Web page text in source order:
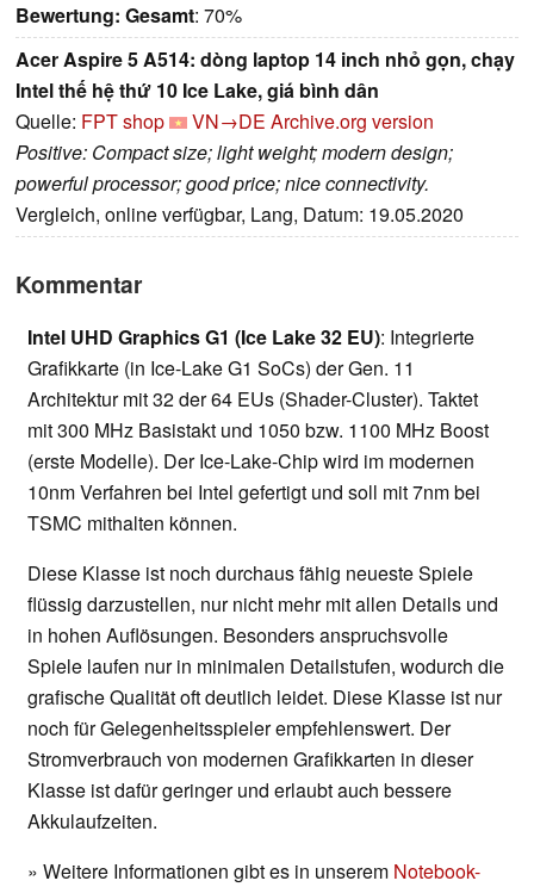
Bewertung: Gesamt: 70%
Acer Aspire 5 A514: dòng laptop 14 inch nhỏ gọn, chạy
Intel thế hệ thứ 10 Ice Lake, giá bình dân
Quelle: FPT shop VN→DE Archive.org version
Positive: Compact size; light weight; modern design;
powerful processor; good price; nice connectivity.
Vergleich, online verfügbar, Lang, Datum: 19.05.2020
Kommentar
Intel UHD Graphics G1 (Ice Lake 32 EU): Integrierte
Grafikkarte (in Ice-Lake G1 SoCs) der Gen. 11
Architektur mit 32 der 64 EUs (Shader-Cluster). Taktet
mit 300 MHz Basistakt und 1050 bzw. 1100 MHz Boost
(erste Modelle). Der Ice-Lake-Chip wird im modernen
10nm Verfahren bei Intel gefertigt und soll mit 7nm bei
TSMC mithalten können.
Diese Klasse ist noch durchaus fähig neueste Spiele
flüssig darzustellen, nur nicht mehr mit allen Details und
in hohen Auflösungen. Besonders anspruchsvolle
Spiele laufen nur in minimalen Detailstufen, wodurch die
grafische Qualität oft deutlich leidet. Diese Klasse ist nur
noch für Gelegenheitsspieler empfehlenswert. Der
Stromverbrauch von modernen Grafikkarten in dieser
Klasse ist dafür geringer und erlaubt auch bessere
Akkulaufzeiten.
» Weitere Informationen gibt es in unserem Notebook-